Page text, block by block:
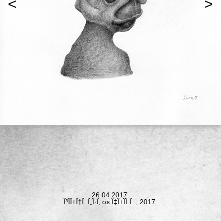
26 04 2017.
Î³ÏÎ±Ï†Î¯Ï„Î·Ï‚ σε Ï‡Î±ÏÏ„Î¯, 2017.
< >